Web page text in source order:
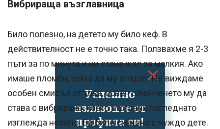
Успешно
излязохте от
профила си!
Вибрираща възглавница
Било полезно, на детето му било кеф. В
действителност не е точно така. Ползвахме я 2-3
пъти за по минута и ни стана жал за малкия. Ако
имаше пломби, щяха да му опадат. Не виждаме
особен смисъл от това, освен слюнченето му да
става с вибриране, което отстрани погледнато
изглежда нелепо. Би било смешно с чуждо дете.